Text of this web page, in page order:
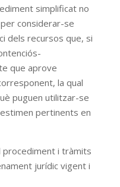
simplificat no
considerar-se
dels recursos que, si
que aprove
la qual
puguen utilitzar-se
pertinents en
procediment i tràmits
jurídic vigent i